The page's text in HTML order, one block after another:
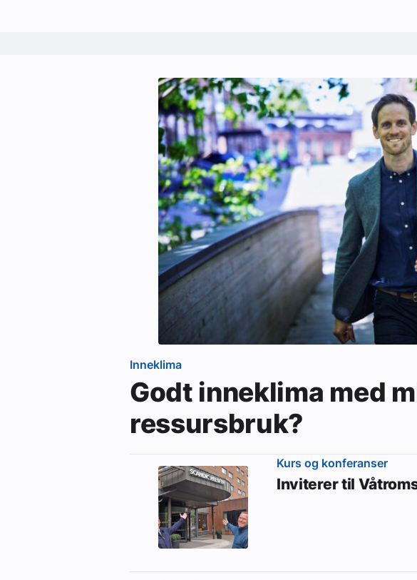
Inneklima
Godt inneklima med
ressursbruk?
Kurs og konferanser
Inviterer til